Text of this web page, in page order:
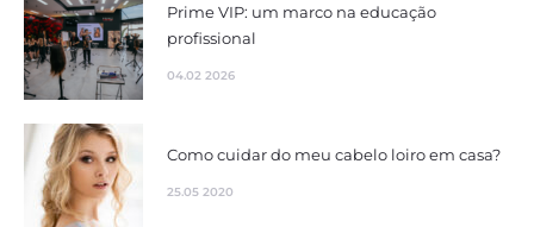
Prime VIP: um marco na educação
profissional
04.02 2026
Como cuidar do meu cabelo loiro em casa?
25.05 2020